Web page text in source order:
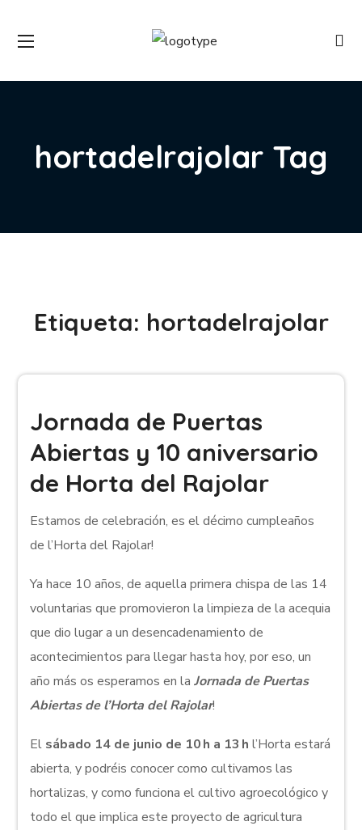
hortadelrajolar Tag
Etiqueta: hortadelrajolar
Jornada de Puertas
Abiertas y 10 aniversario
de Horta del Rajolar
Estamos de celebración, es el décimo cumpleaños
de l’Horta del Rajolar!
Ya hace 10 años, de aquella primera chispa de las 14
voluntarias que promovieron la limpieza de la acequia
que dio lugar a un desencadenamiento de
acontecimientos para llegar hasta hoy, por eso, un
año más os esperamos en laJornada de Puertas
Abiertas de l’Horta del Rajolar!
El sábado 14 de junio de 10 h a 13 h l’Horta estará
abierta, y podréis conocer como cultivamos las
hortalizas, y como funciona el cultivo agroecológico y
todo el que implica este proyecto de agricultura